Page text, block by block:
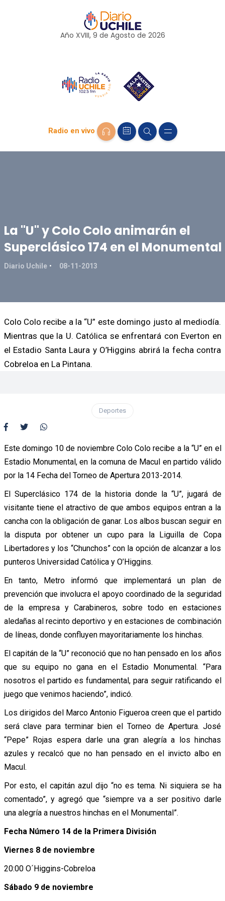
Año XVIII, 9 de Agosto de 2026
Radio en vivo
La "U" y Colo Colo animarán el
Superclásico 174 en el Monumental
Diario Uchile 08-11-2013
Colo Colo recibe a la “U” este domingo justo al mediodía.
Mientras que la U. Católica se enfrentará con Everton en
el Estadio Santa Laura y O’Higgins abrirá la fecha contra
Cobreloa en La Pintana.
Deportes
Este domingo 10 de noviembre Colo Colo recibe a la “U” en el
Estadio Monumental, en la comuna de Macul en partido válido
por la 14 Fecha del Torneo de Apertura 2013-2014.
El Superclásico 174 de la historia donde la “U”, jugará de
visitante tiene el atractivo de que ambos equipos entran a la
cancha con la obligación de ganar. Los albos buscan seguir en
la disputa por obtener un cupo para la Liguilla de Copa
Libertadores y los “Chunchos” con la opción de alcanzar a los
punteros Universidad Católica y O’Higgins.
En tanto, Metro informó que implementará un plan de
prevención que involucra el apoyo coordinado de la seguridad
de la empresa y Carabineros, sobre todo en estaciones
aledañas al recinto deportivo y en estaciones de combinación
de líneas, donde confluyen mayoritariamente los hinchas.
El capitán de la “U” reconoció que no han pensado en los años
que su equipo no gana en el Estadio Monumental. “Para
nosotros el partido es fundamental, para seguir ratificando el
juego que venimos haciendo”, indicó.
Los dirigidos del Marco Antonio Figueroa creen que el partido
será clave para terminar bien el Torneo de Apertura. José
“Pepe” Rojas espera darle una gran alegría a los hinchas
azules y recalcó que no han pensado en el invicto albo en
Macul.
Por esto, el capitán azul dijo “no es tema. Ni siquiera se ha
comentado”, y agregó que “siempre va a ser positivo darle
una alegría a nuestros hinchas en el Monumental”.
Fecha Número 14 de la Primera División
Viernes 8 de noviembre
20:00 O´Higgins-Cobreloa
Sábado 9 de noviembre